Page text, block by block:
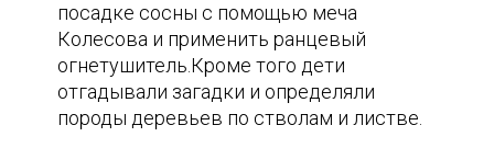
посадке сосны с помощью меча
Колесова и применить ранцевый
огнетушитель.Кроме того дети
отгадывали загадки и определяли
породы деревьев по стволам и листве.